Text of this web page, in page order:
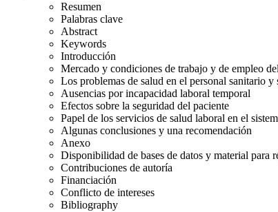
Resumen
Palabras clave
Abstract
Keywords
Introducción
Mercado y condiciones de trabajo y de empleo
Los problemas de salud en el personal sanitario y
Ausencias por incapacidad laboral temporal
Efectos sobre la seguridad del paciente
Papel de los servicios de salud laboral en el
Algunas conclusiones y una recomendación
Anexo
Disponibilidad de bases de datos y material para
Contribuciones de autoría
Financiación
Conflicto de intereses
Bibliography